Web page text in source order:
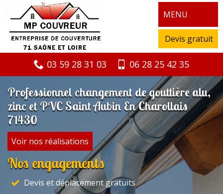
MENU
Devis gratuit
03 59 28 31 03 06 28 25 42 35
Professionnel changement de gouttière alu,
zinc et PVC Saint Aubin En Charollais
71430
Voir nos réalisations
Nos engagements
Devis et déplacement gratuits